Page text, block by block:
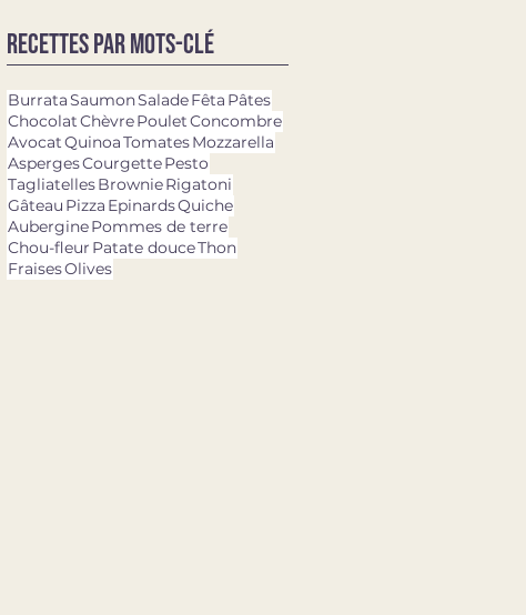
Recettes par mots-clé
BurrataSaumonSaladeFêta Pâtes
ChocolatChèvrePouletConcombre
AvocatQuinoaTomatesMozzarella
AspergesCourgettePesto
TagliatellesBrownieRigatoni
Gâteau Pizza EpinardsQuiche
AuberginePommes de terre
Chou-fleur Patate douceThon
FraisesOlives